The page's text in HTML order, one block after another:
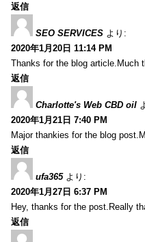
返信
SEO SERVICES より:
2020年1月20日 11:14 PM
Thanks for the blog article.Much
返信
Charlotte's Web CBD oil
2020年1月21日 7:40 PM
Major thankies for the blog
返信
ufa365 より:
2020年1月27日 6:37 PM
Hey, thanks for the post.Really
返信